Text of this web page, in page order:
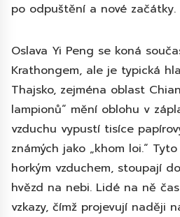
po odpuštění a nové začátky.
Oslava Yi Peng se koná
Krathongem, ale je typická
Thajsko, zejména oblast
lampionů“ mění oblohu v
vzduchu vypustí tisíce
známých jako „khom loi.“
horkým vzduchem, stoupají
hvězd na nebi. Lidé na ně
vzkazy, čímž projevují naději